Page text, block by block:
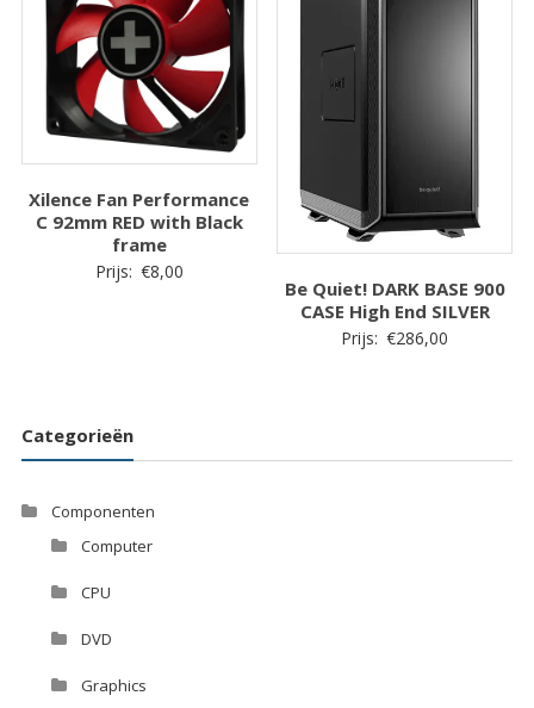
Xilence Fan Performance
C 92mm RED with Black
frame
Prijs: €8,00
Be Quiet! DARK BASE 900
CASE High End SILVER
Prijs: €286,00
Categorieën
Componenten
Computer
CPU
DVD
Graphics